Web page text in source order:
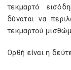
τεκμαρτό
δύναται να
τεκμαρτού
Ορθή είναι η